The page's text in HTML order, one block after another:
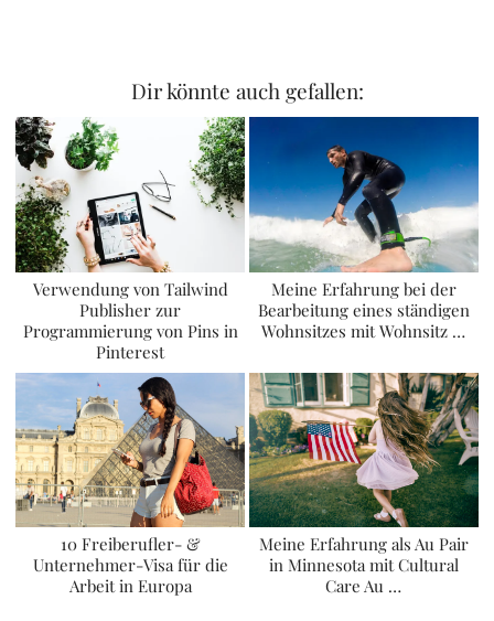
Dir könnte auch gefallen:
Verwendung von Tailwind
Publisher zur
Programmierung von Pins in
Pinterest
Meine Erfahrung bei der
Bearbeitung eines ständigen
Wohnsitzes mit Wohnsitz …
10 Freiberufler- &
Unternehmer-Visa für die
Arbeit in Europa
Meine Erfahrung als Au Pair
in Minnesota mit Cultural
Care Au …